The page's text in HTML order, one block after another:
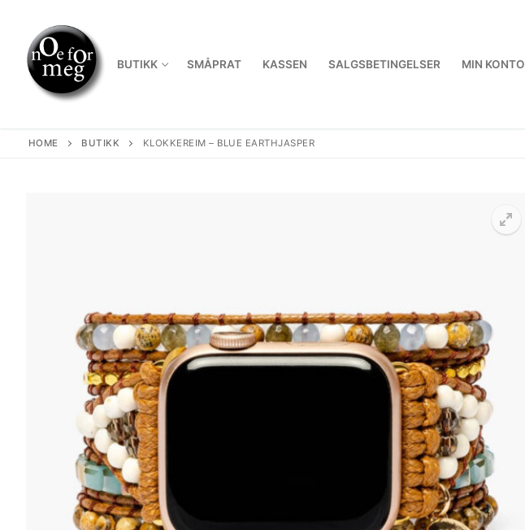
content
BUTIKK SMÅPRAT KASSEN SALGSBETINGELSER MIN KONTO
HOME BUTIKK KLOKKEREIM – BLUE EARTHJASPER